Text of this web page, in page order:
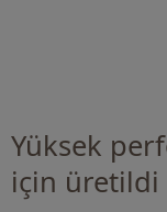
Yüksek
için üretildi